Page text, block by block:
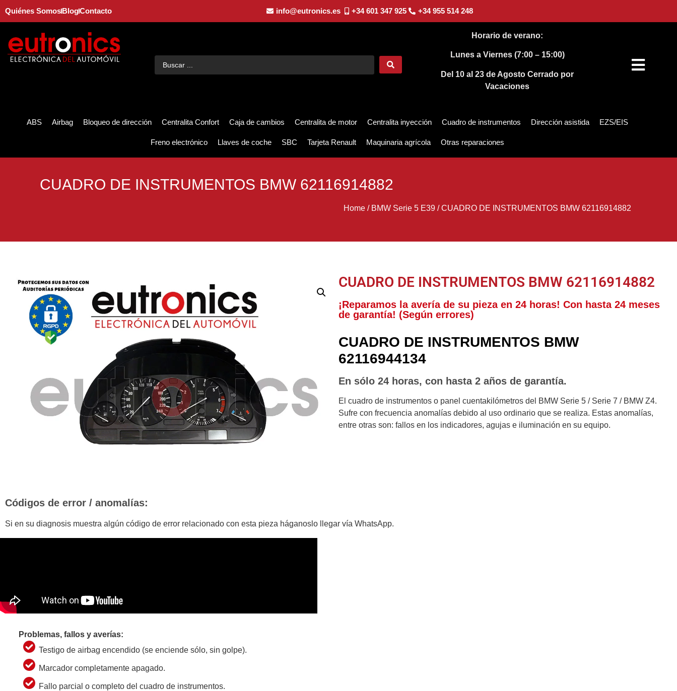
Quiénes SomosBlogContacto info@eutronics.es +34 601 347 925 +34 955 514 248
Horario de verano:
Lunes a Viernes (7:00 – 15:00)
Del 10 al 23 de AgostoCerrado por
Vacaciones
ABS Airbag Bloqueo de dirección Centralita Confort Caja de cambios Centralita de motor Centralita inyección Cuadro de instrumentos Dirección asistida EZS/EIS
Freno electrónico Llaves de coche SBC Tarjeta Renault Maquinaria agrícola Otras reparaciones
CUADRO DE INSTRUMENTOS BMW 62116914882
Home/ BMW Serie 5 E39/CUADRO DE INSTRUMENTOS BMW 62116914882
CUADRO DE INSTRUMENTOS BMW 62116914882
¡Reparamos la avería de su pieza en 24 horas! Con hasta 24 meses
de garantía! (Según errores)
CUADRO DE INSTRUMENTOS BMW
62116944134
En sólo 24 horas, con hasta 2 años de garantía.
El cuadro de instrumentos o panel cuentakilómetros del BMW Serie 5 / Serie 7 / BMW Z4.
Sufre con frecuencia anomalías debido al uso ordinario que se realiza. Estas anomalías,
entre otras son: fallos en los indicadores, agujas e iluminación en su equipo.
Códigos de error / anomalías:
Si en su diagnosis muestra algún código de error relacionado con esta pieza háganoslo llegar vía WhatsApp.
Problemas, fallos y averías:
Testigo de airbag encendido (se enciende sólo, sin golpe).
Marcador completamente apagado.
Fallo parcial o completo del cuadro de instrumentos.